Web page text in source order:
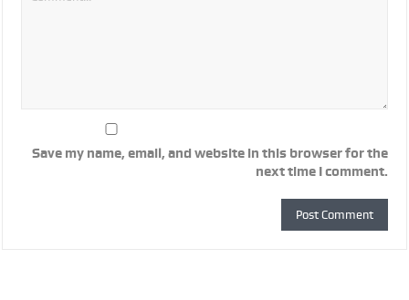
Save my name, email, and website in this browser for the
next time I comment.